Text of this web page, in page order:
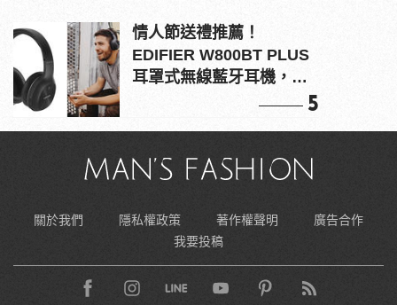
情人節送禮推薦！
EDIFIER W800BT PLUS
耳罩式無線藍牙耳機，在
5
關於我們 隱私權政策 著作權聲明
廣告合作
我要投稿